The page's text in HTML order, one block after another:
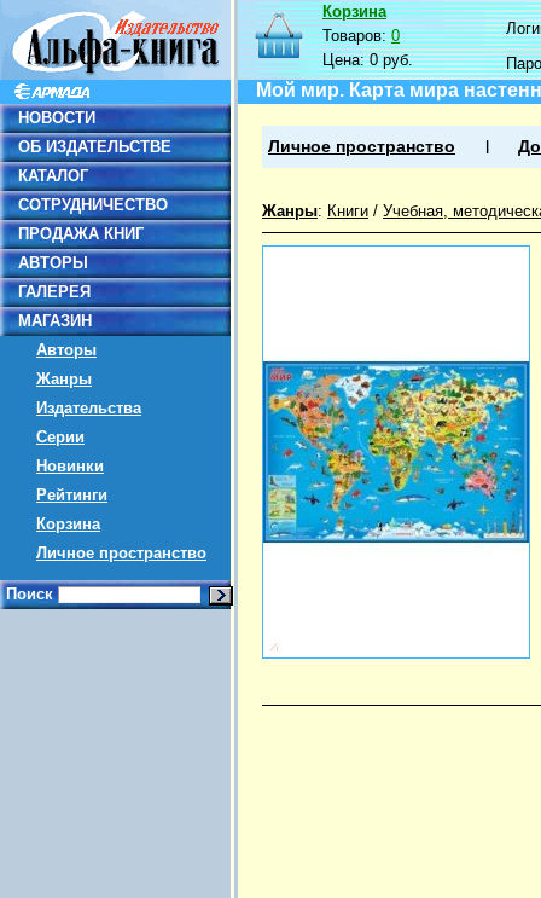
НОВОСТИ
ОБ ИЗДАТЕЛЬСТВЕ
КАТАЛОГ
СОТРУДНИЧЕСТВО
ПРОДАЖА КНИГ
АВТОРЫ
ГАЛЕРЕЯ
МАГАЗИН
Авторы
Жанры
Издательства
Серии
Новинки
Рейтинги
Корзина
Личное пространство
Поиск
Корзина
Товаров:0
Цена:0 руб.
Мой мир. Карта мира
Личное пространство
Жанры: Книги / Учебная,